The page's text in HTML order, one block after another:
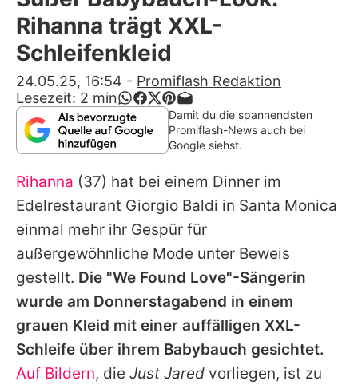
Alle Themen auf Promiflash
Jobs
App runterladen
Team
Redaktionelle Richtlinien
Impressum
Datenschutzerklärung
Nutzungsbedingungen
Utiq verwalten
Rihanna trägt XXL-
Schleifenkleid
24.05.25, 16:54 - Promiflash Redaktion
Lesezeit: 2 min
Damit du die spannendsten
Promiflash-News auch bei
Google siehst.
Rihanna (37) hat bei einem Dinner im
Edelrestaurant Giorgio Baldi in Santa Monica
einmal mehr ihr Gespür für
außergewöhnliche Mode unter Beweis
gestellt. Die "We Found Love"-Sängerin
wurde am Donnerstagabend in einem
grauen Kleid mit einer auffälligen XXL-
Schleife über ihrem Babybauch gesichtet.
Auf Bildern, die Just Jared vorliegen, ist zu